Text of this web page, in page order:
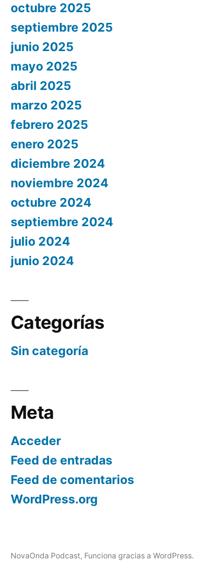
octubre 2025
septiembre 2025
junio 2025
mayo 2025
abril 2025
marzo 2025
febrero 2025
enero 2025
diciembre 2024
noviembre 2024
octubre 2024
septiembre 2024
julio 2024
junio 2024
Categorías
Sin categoría
Meta
Acceder
Feed de entradas
Feed de comentarios
WordPress.org
NovaOnda Podcast, Funciona gracias a WordPress.